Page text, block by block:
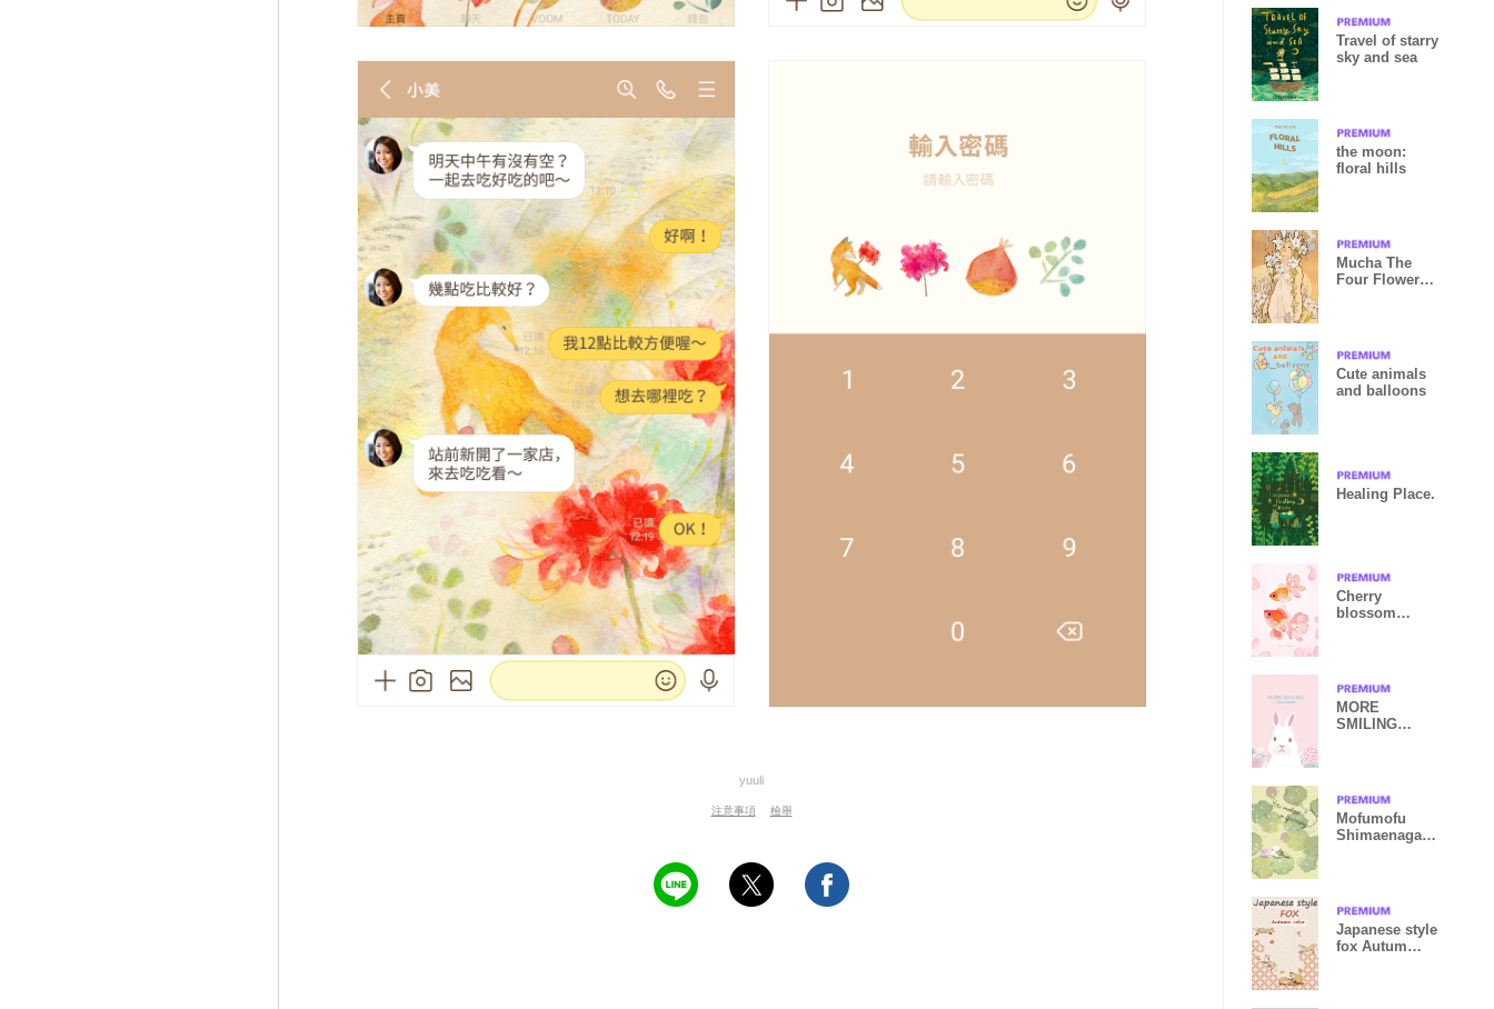
yuuli
注意事項 檢舉
Travel of starry
sky and sea
the moon:
floral hills
Mucha The
Four Flowers
Cute animals
and balloons
Healing Place.
Cherry
blossom
MORE
SMILING
Mofumofu
Shimaenaga-
Japanese style
fox Autum